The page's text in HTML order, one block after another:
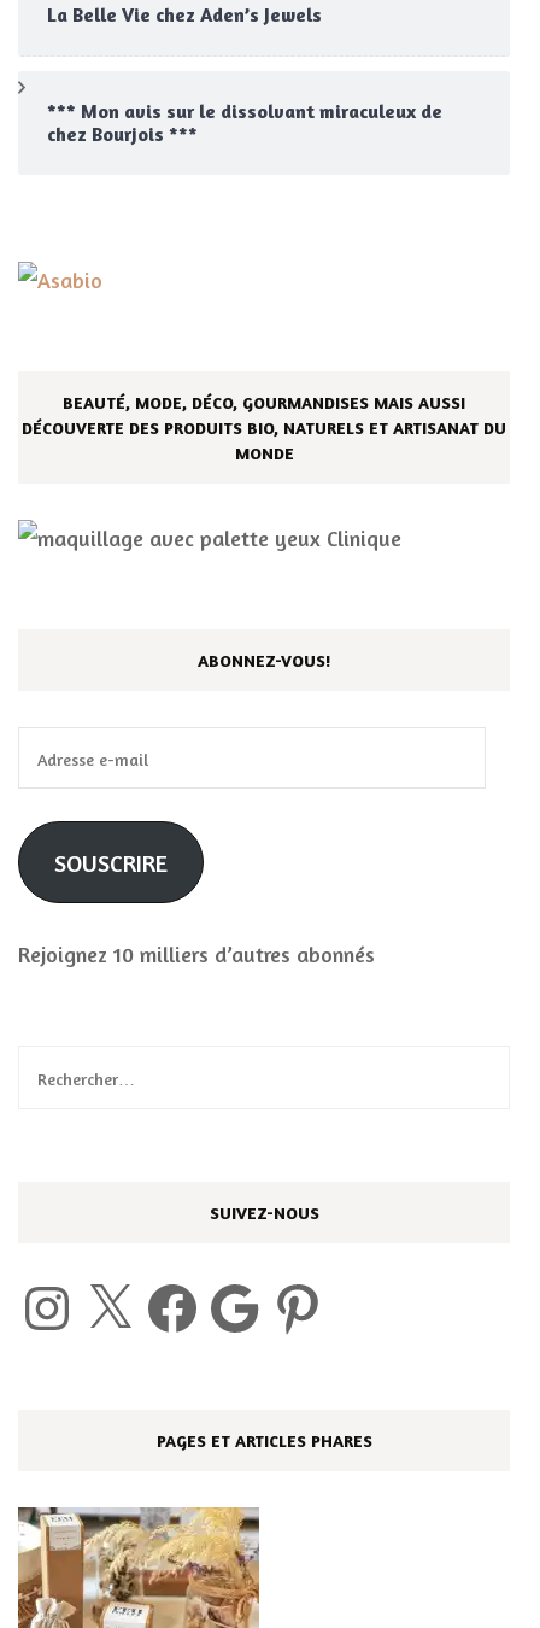
La Belle Vie chez Aden’s Jewels
*** Mon avis sur le dissolvant miraculeux de
chez Bourjois ***
BEAUTÉ, MODE, DÉCO, GOURMANDISES MAIS AUSSI
DÉCOUVERTE DES PRODUITS BIO, NATURELS ET ARTISANAT DU
MONDE
ABONNEZ-VOUS!
e-
mail
SOUSCRIRE
Rejoignez 10 milliers d’autres abonnés
Rechercher :
SUIVEZ-NOUS
Instagram Facebook Google Pinterest
PAGES ET ARTICLES PHARES